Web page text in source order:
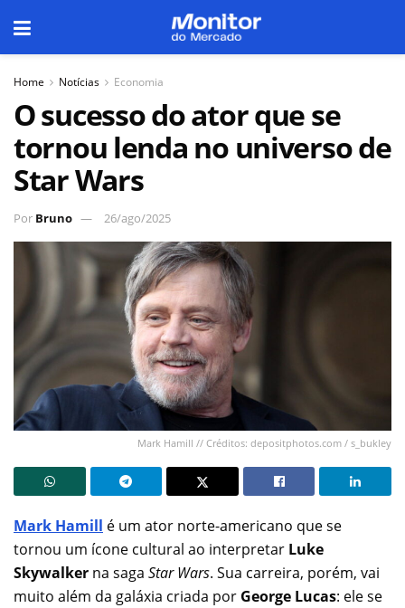
Home Notícias Economia
O sucesso do ator que se
tornou lenda no universo de
Star Wars
Por Bruno 26/ago/2025
Mark Hamill // Créditos: depositphotos.com / s_bukley
Mark Hamill é um ator norte-americano que se
tornou um ícone cultural ao interpretar Luke
Skywalker na saga Star Wars. Sua carreira, porém, vai
muito além da galáxia criada por George Lucas: ele se